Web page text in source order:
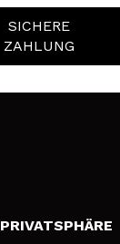
SICHERE
ZAHLUNG